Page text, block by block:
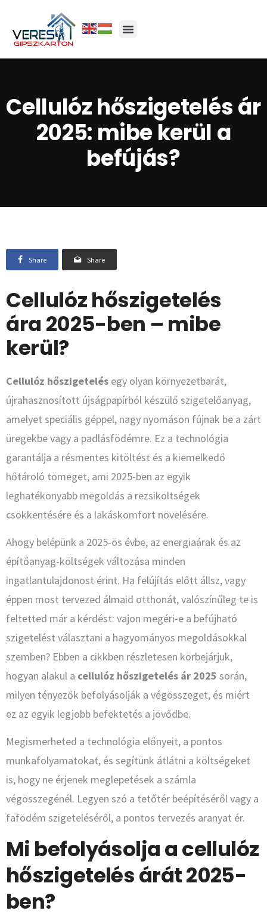
Cellulóz hőszigetelés ár
2025: mibe kerül a
befújás?
Share Share
Cellulóz hőszigetelés
ára 2025-ben – mibe
kerül?
Cellulóz hőszigetelés egy olyan környezetbarát,
újrahasznosított újságpapírból készülő szigetelőanyag,
amelyet speciális géppel, nagy nyomáson fújnak be a zárt
üregekbe vagy a padlásfödémre. Ez a technológia
garantálja a résmentes kitöltést és a kiemelkedő
hőtároló tömeget, ami 2025-ben az egyik
leghatékonyabb megoldás a rezsiköltségek
csökkentésére és a lakáskomfort növelésére.
Ahogy belépünk a 2025-ös évbe, az energiaárak és az
építőanyag-költségek változása minden
ingatlantulajdonost érint. Ha felújítás előtt állsz, vagy
éppen most tervezed álmaid otthonát, valószínűleg te is
feltetted már a kérdést: vajon megéri-e a befújható
szigetelést választani a hagyományos megoldásokkal
szemben? Ebben a cikkben részletesen körbejárjuk,
hogyan alakul a cellulóz hőszigetelés ár 2025 során,
milyen tényezők befolyásolják a végösszeget, és miért
ez az egyik legjobb befektetés a jövődbe.
Megismerheted a technológia előnyeit, a pontos
munkafolyamatokat, és segítünk átlátni a költségeket
is, hogy ne érjenek meglepetések a számla
végösszegénél. Legyen szó a tetőtér beépítéséről vagy a
fafödém szigeteléséről, a pontos tervezés aranyat ér.
Mi befolyásolja a cellulóz
hőszigetelés árát 2025-
ben?